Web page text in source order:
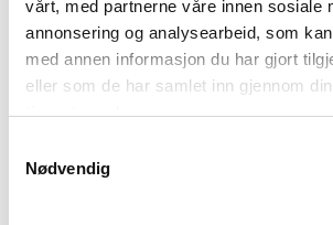
vårt, med partnerne våre innen sosiale
annonsering og analysearbeid, som
med annen informasjon du har gjort
eller som de har samlet inn gjennom
tjenestene deres.
Nødvendig
MAGNOR - SWIRL
KARAFFEL/VASE GRØNN